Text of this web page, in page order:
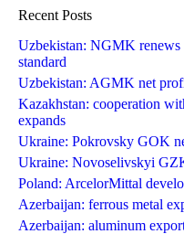
Recent Posts
Uzbekistan: NGMK
standard
Uzbekistan: AGMK net
Kazakhstan: cooperation
expands
Ukraine: Pokrovsky GOK
Ukraine: Novoselivskyi
Poland: ArcelorMittal
Azerbaijan: ferrous metal
Azerbaijan: aluminum